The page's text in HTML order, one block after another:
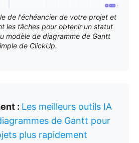
de l'échéancier de votre projet et
les tâches pour obtenir un statut
modèle de diagramme de Gantt
de ClickUp.
: Les meilleurs outils IA
de Gantt pour
plus rapidement